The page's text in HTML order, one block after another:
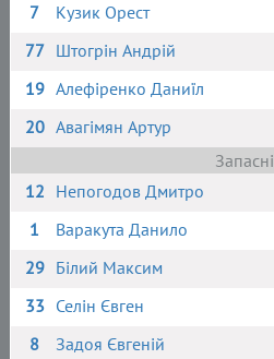
7
Кузик Орест
77 Штогрін Андрій
19 Алефіренко Даниїл
20 Авагімян Артур
Запасні
12 Непогодов Дмитро
1
Варакута Данило
29 Білий Максим
33 Селін Євген
8
Задоя Євгеній